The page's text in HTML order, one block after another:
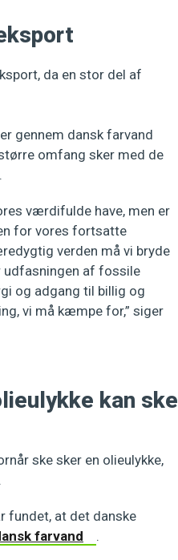
da en stor del af
gennem dansk farvand
omfang sker med de
værdifulde have, men er
for vores fortsatte
verden må vi bryde
udfasningen af fossile
og adgang til billig og
vi må kæmpe for,” siger
kan ske
ske sker en olieulykke,
fundet, at det danske
farvand .